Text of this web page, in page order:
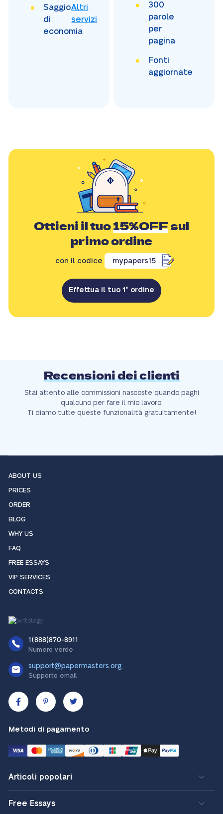
Saggio
di
economia
Altri
servizi
300
parole
per
pagina
Fonti
aggiornate
Ottieni il tuo15%OFFsul
primo ordine
con il codice mypapers15
Effettua il tuo 1° ordine
Recensioni dei clienti
Stai attento alle commissioni nascoste quando paghi
qualcuno per fare il mio lavoro.
Ti diamo tutte queste funzionalità gratuitamente!
ABOUT US
PRICES
ORDER
BLOG
WHY US
FAQ
FREE ESSAYS
VIP SERVICES
CONTACTS
1(888)870-8911
Numero verde
support@papermasters.org
Supporto email
Metodi di pagamento
Articoli popolari
Free Essays